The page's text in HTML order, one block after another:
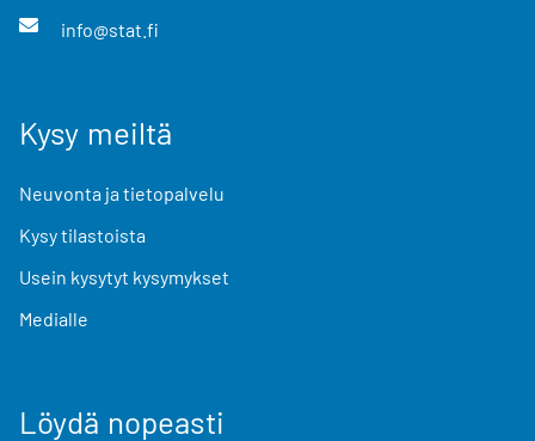
info@stat.fi
Kysy meiltä
Neuvonta ja tietopalvelu
Kysy tilastoista
Usein kysytyt kysymykset
Medialle
Löydä nopeasti